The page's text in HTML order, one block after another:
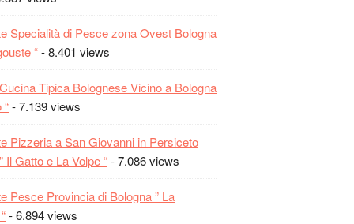
Specialità di Pesce zona Ovest Bologna
“- 8.401 views
Tipica Bolognese Vicino a Bologna
“- 7.139 views
Pizzeria a San Giovanni in Persiceto
Il Gatto e La Volpe “- 7.086 views
Pesce Provincia di Bologna ” La
- 6.894 views
Al Gallo decisamente ottimo....
potete consigliare un ristorante dove
a Bo e vorrei provare la cucina
grazieeeeee!!!!
Vai alla Locanda... lo dice una bolognese
anche al San Franzisco, poi è in centro se
o in bus è facile da raggiungere,
Io sono andata all' agriturismo Gaggioli, è